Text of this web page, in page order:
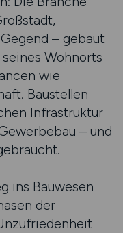
– gebaut
Wohnorts
wie
Baustellen
Infrastruktur
– und
ins Bauwesen
der